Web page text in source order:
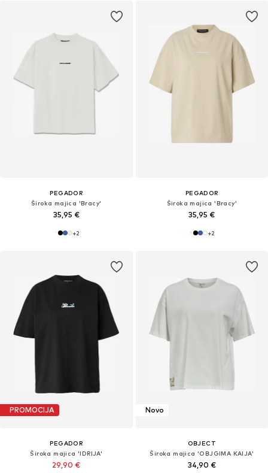
PEGADOR
Široka majica 'Bracy'
35,95 €
+2
PEGADOR
Široka majica 'Bracy'
35,95 €
+2
PROMOCIJA
PEGADOR
Široka majica 'IDRIJA'
29,90 €
Novo
OBJECT
Široka majica 'OBJGIMA KAIJA'
34,90 €